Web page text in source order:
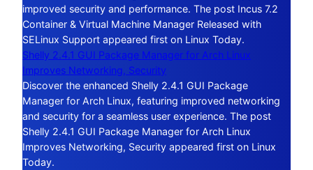
improved security and performance. The post Incus 7.2
Container & Virtual Machine Manager Released with
SELinux Support appeared first on Linux Today.
Shelly 2.4.1 GUI Package Manager for Arch Linux
Improves Networking, Security
Discover the enhanced Shelly 2.4.1 GUI Package
Manager for Arch Linux, featuring improved networking
and security for a seamless user experience. The post
Shelly 2.4.1 GUI Package Manager for Arch Linux
Improves Networking, Security appeared first on Linux
Today.